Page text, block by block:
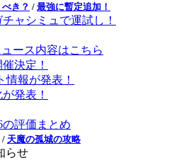
き？ / 最強に暫定追加！
ャシミュで運試し！
ース内容はこちら
決定！
情報が発表！
発表！
の評価まとめ
/ 天魔の孤城の攻略
らせ